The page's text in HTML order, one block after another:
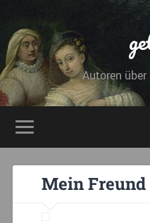
Autoren
Mein Freund